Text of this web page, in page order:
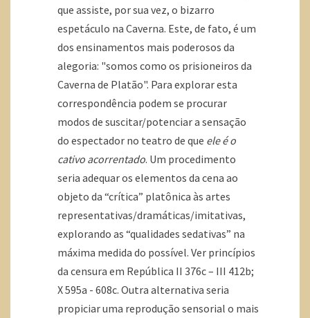
que assiste, por sua vez, o bizarro
espetáculo na Caverna. Este, de fato, é um
dos ensinamentos mais poderosos da
alegoria: "somos como os prisioneiros da
Caverna de Platão". Para explorar esta
correspondência podem se procurar
modos de suscitar/potenciar a sensação
do espectador no teatro de que ele é o
cativo acorrentado. Um procedimento
seria adequar os elementos da cena ao
objeto da “crítica” platônica às artes
representativas/dramáticas/imitativas,
explorando as “qualidades sedativas” na
máxima medida do possível. Ver princípios
da censura em República II 376c – III 412b;
X 595a - 608c. Outra alternativa seria
propiciar uma reprodução sensorial o mais